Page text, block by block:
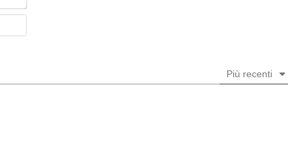
Sito
Più recenti